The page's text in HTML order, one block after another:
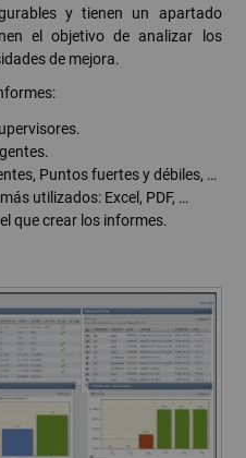
y tienen un apartado
el objetivo de analizar los
de mejora.
Puntos fuertes y débiles, …
utilizados: Excel, PDF, …
que crear los informes.